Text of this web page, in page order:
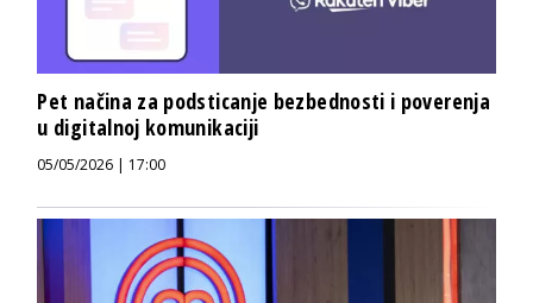
Pet načina za podsticanje bezbednosti i poverenja
u digitalnoj komunikaciji
05/05/2026 | 17:00